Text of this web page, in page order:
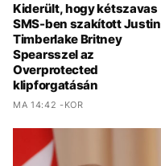
Kiderült, hogy kétszavas
SMS-ben szakított Justin
Timberlake Britney
Spearsszel az
Overprotected
klipforgatásán
MA 14:42 -KOR